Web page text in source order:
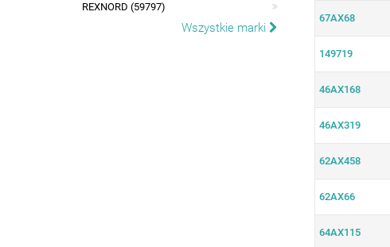
67AX68
149719
46AX168
46AX319
62AX458
62AX66
64AX115
REXNORD (59797)
Wszystkie marki